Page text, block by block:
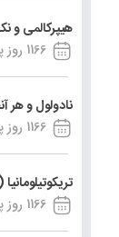
هیپرکالمی و
1166 روز پیش
نادولول و هر
1166 روز پیش
1166 روز پیش